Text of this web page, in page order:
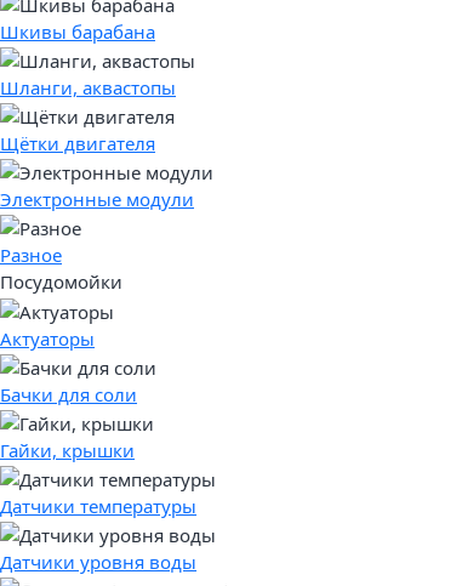
Шкивы барабана
Шланги, аквастопы
Щётки двигателя
Электронные модули
Разное
Посудомойки
Актуаторы
Бачки для соли
Гайки, крышки
Датчики температуры
Датчики уровня воды